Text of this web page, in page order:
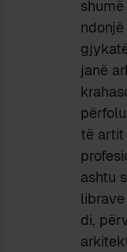
janë
të artit
ashtu
di,